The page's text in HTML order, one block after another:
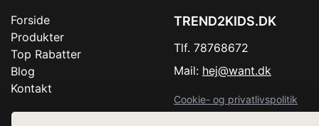
Forside
Produkter
Top Rabatter
Blog
Kontakt
TREND2KIDS.DK
Tlf. 78768672
Mail: hej@want.dk
Cookie- og privatlivspolitik